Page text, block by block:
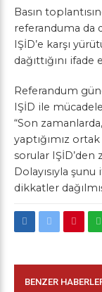
Basın
referanduma da
IŞİD’e karşı
dağıttığını ifade
Referandum
IŞİD ile
“Son
yaptığımız
sorular
Dolayısıyla
dikkatler
BENZER